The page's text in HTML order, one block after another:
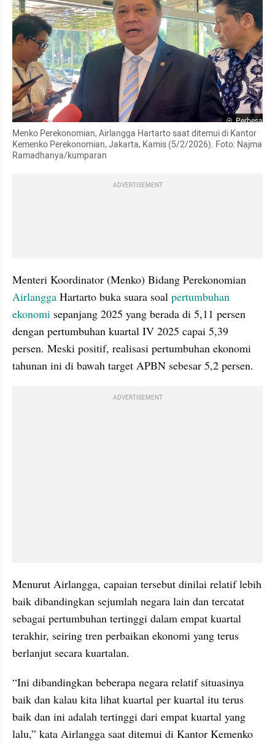
Perbesar
Menko Perekonomian, Airlangga Hartarto saat ditemui di Kantor
Kemenko Perekonomian, Jakarta, Kamis (5/2/2026). Foto: Najma
Ramadhanya/kumparan
ADVERTISEMENT
Airlangga Hartarto buka suara soal pertumbuhan
ekonomi sepanjang 2025 yang berada di 5,11 persen
dengan pertumbuhan kuartal IV 2025 capai 5,39
persen. Meski positif, realisasi pertumbuhan ekonomi
tahunan ini di bawah target APBN sebesar 5,2 persen.
ADVERTISEMENT
Menurut Airlangga, capaian tersebut dinilai relatif lebih
baik dibandingkan sejumlah negara lain dan tercatat
sebagai pertumbuhan tertinggi dalam empat kuartal
terakhir, seiring tren perbaikan ekonomi yang terus
berlanjut secara kuartalan.
“Ini dibandingkan beberapa negara relatif situasinya
baik dan kalau kita lihat kuartal per kuartal itu terus
baik dan ini adalah tertinggi dari empat kuartal yang
lalu,” kata Airlangga saat ditemui di Kantor Kemenko